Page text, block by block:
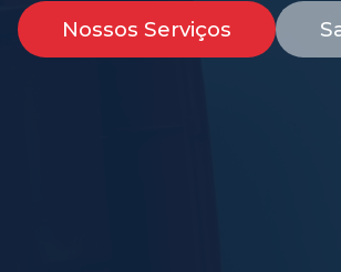
Nossos Serviços